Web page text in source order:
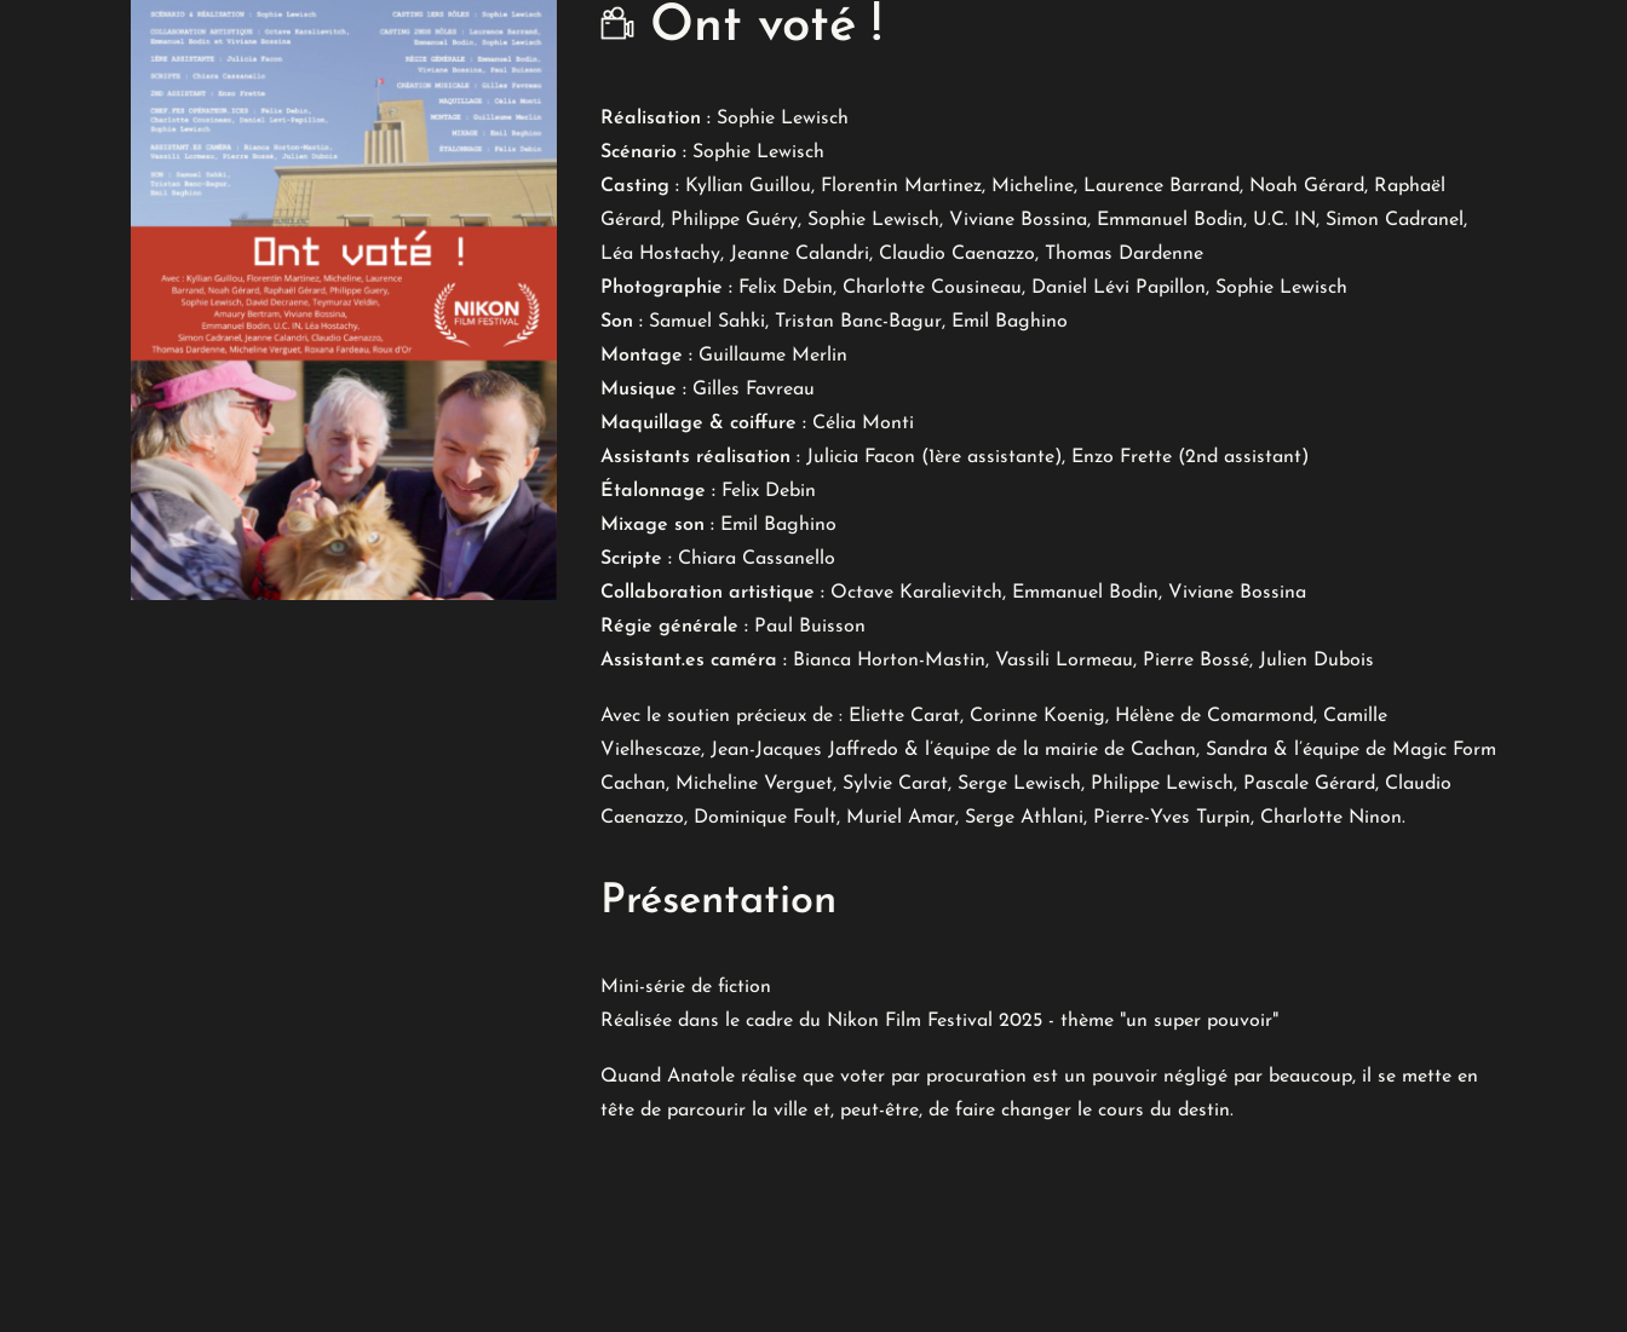
Ont voté !
Réalisation : Sophie Lewisch
Scénario : Sophie Lewisch
Casting : Kyllian Guillou, Florentin Martinez, Micheline, Laurence Barrand, Noah Gérard, Raphaël
Gérard, Philippe Guéry, Sophie Lewisch, Viviane Bossina, Emmanuel Bodin, U.C. IN, Simon Cadranel,
Léa Hostachy, Jeanne Calandri, Claudio Caenazzo, Thomas Dardenne
Photographie : Felix Debin, Charlotte Cousineau, Daniel Lévi Papillon, Sophie Lewisch
Son : Samuel Sahki, Tristan Banc-Bagur, Emil Baghino
Montage : Guillaume Merlin
Musique : Gilles Favreau
Maquillage & coiffure : Célia Monti
Assistants réalisation : Julicia Facon (1ère assistante), Enzo Frette (2nd assistant)
Étalonnage : Felix Debin
Mixage son : Emil Baghino
Scripte : Chiara Cassanello
Collaboration artistique : Octave Karalievitch, Emmanuel Bodin, Viviane Bossina
Régie générale : Paul Buisson
Assistant.es caméra : Bianca Horton-Mastin, Vassili Lormeau, Pierre Bossé, Julien Dubois
Avec le soutien précieux de : Eliette Carat, Corinne Koenig, Hélène de Comarmond, Camille
Vielhescaze, Jean-Jacques Jaffredo & l’équipe de la mairie de Cachan, Sandra & l’équipe de Magic Form
Cachan, Micheline Verguet, Sylvie Carat, Serge Lewisch, Philippe Lewisch, Pascale Gérard, Claudio
Caenazzo, Dominique Foult, Muriel Amar, Serge Athlani, Pierre-Yves Turpin, Charlotte Ninon.
Présentation
Mini-série de fiction
Réalisée dans le cadre du Nikon Film Festival 2025 - thème "un super pouvoir"
Quand Anatole réalise que voter par procuration est un pouvoir négligé par beaucoup, il se mette en
tête de parcourir la ville et, peut-être, de faire changer le cours du destin.